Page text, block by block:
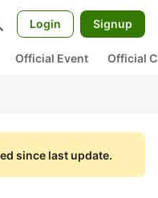
Login Signup
Official Event Official
since last update.